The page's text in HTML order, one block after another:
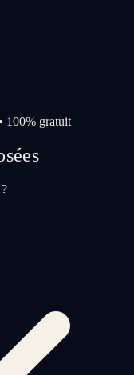
100% gratuit